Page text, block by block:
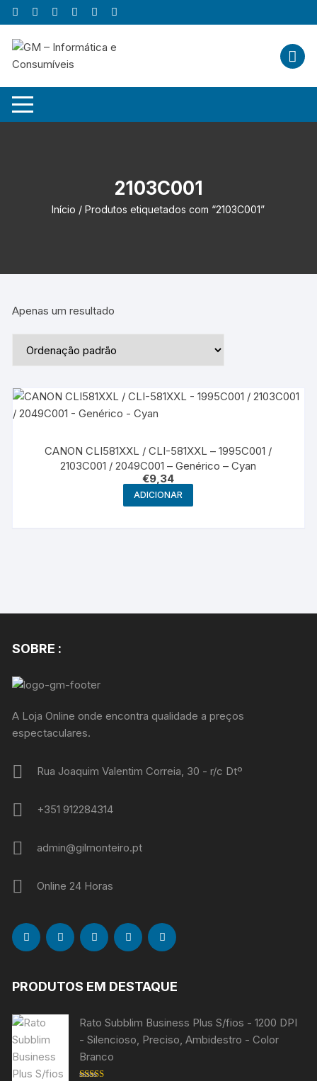
Skip
to
content
2103C001
Início / Produtos etiquetados com “2103C001”
Apenas um resultado
CANON CLI581XXL / CLI-581XXL – 1995C001 /
2103C001 / 2049C001 – Genérico – Cyan
€9,34
ADICIONAR
SOBRE :
A Loja Online onde encontra qualidade a preços
espectaculares.
Rua Joaquim Valentim Correia, 30 - r/c Dtº
+351 912284314
admin@gilmonteiro.pt
Online 24 Horas
PRODUTOS EM DESTAQUE
Rato Subblim Business Plus S/fios - 1200 DPI
- Silencioso, Preciso, Ambidestro - Color
Branco